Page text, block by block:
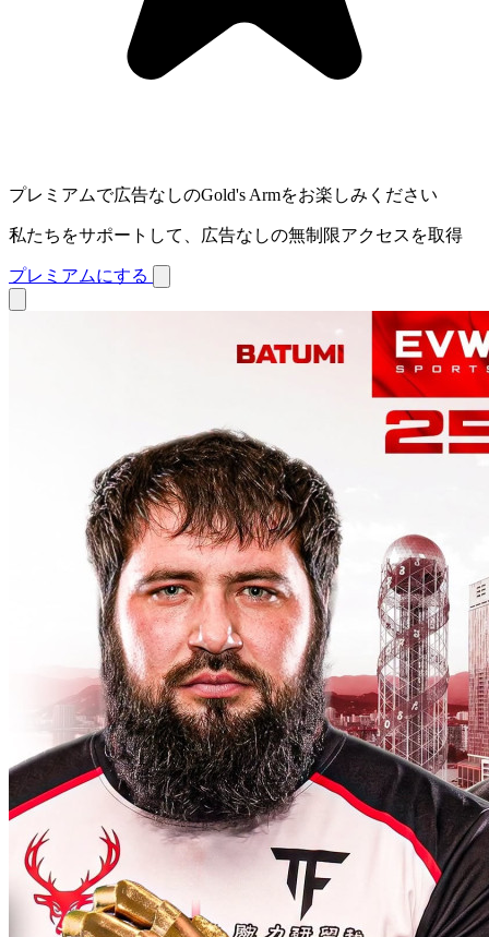
プレミアムで広告なしのGold's Armをお楽しみください
私たちをサポートして、広告なしの無制限アクセスを取得
プレミアムにする